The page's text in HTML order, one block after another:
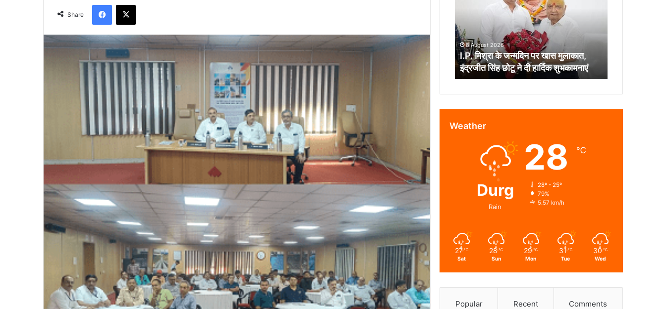
Share
Facebook
X
खास
मुलाकात,
इंद्रजीत
सिंह
छोटू
ने
शुभकामनाएं
8 August 2026
I.P. मिश्रा के जन्मदिन पर खास मुलाकात,
इंद्रजीत सिंह छोटू ने दी हार्दिक शुभकामनाएं
Weather
Durg
Rain
28 ℃
28º - 25º
79%
5.57 km/h
27 ℃
Sat
28 ℃
Sun
29 ℃
Mon
31 ℃
Tue
30 ℃
Wed
Popular Recent Comments